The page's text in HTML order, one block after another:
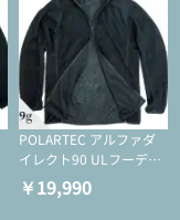
POLARTEC アルファダ
イレクト90 ULフーディ
（アクティブインサレー
ション/ミドルレイヤー/
￥19,990